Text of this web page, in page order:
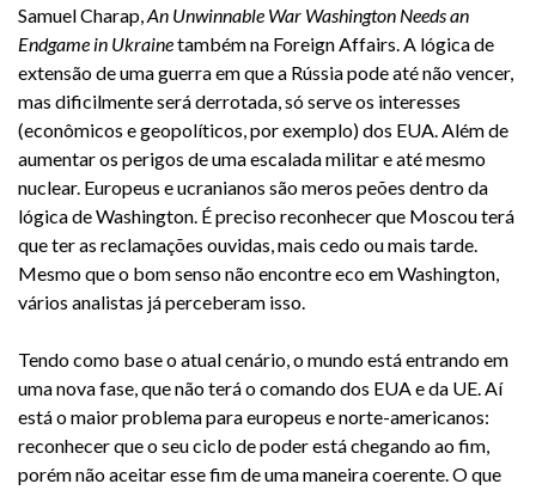
Samuel Charap,An Unwinnable War Washington Needs an
Endgame in Ukrainetambém na Foreign Affairs. A lógica de
extensão de uma guerra em que a Rússia pode até não vencer,
mas dificilmente será derrotada, só serve os interesses
(econômicos e geopolíticos, por exemplo) dos EUA. Além de
aumentar os perigos de uma escalada militar e até mesmo
nuclear. Europeus e ucranianos são meros peões dentro da
lógica de Washington. É preciso reconhecer que Moscou terá
que ter as reclamações ouvidas, mais cedo ou mais tarde.
Mesmo que o bom senso não encontre eco em Washington,
vários analistas já perceberam isso.
Tendo como base o atual cenário, o mundo está entrando em
uma nova fase, que não terá o comando dos EUA e da UE. Aí
está o maior problema para europeus e norte-americanos:
reconhecer que o seu ciclo de poder está chegando ao fim,
porém não aceitar esse fim de uma maneira coerente. O que